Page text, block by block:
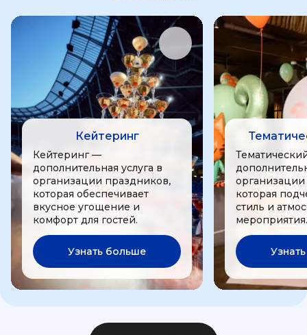
Кейтеринг
Кейтеринг —
дополнительная услуга в
организации праздников,
которая обеспечивает
вкусное угощение и
комфорт для гостей.
Узнать больше
которая
стиль и
мероприятия.